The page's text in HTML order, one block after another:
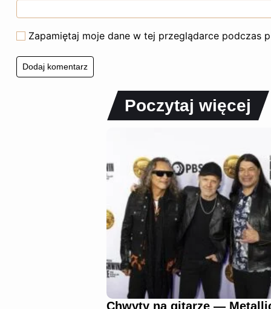
Zapamiętaj moje dane w tej przeglądarce podczas
Poczytaj więcej
Chwyty na gitarze —